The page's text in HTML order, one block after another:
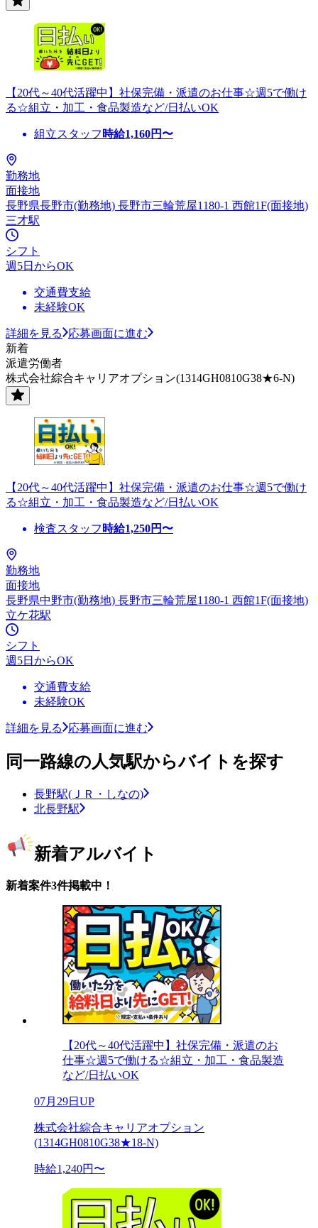
【20代～40代活躍中】社保完備・派遣のお仕事☆週5で働け
る☆組立・加工・食品製造など/日払いOK
組立スタッフ 時給1,160円〜
勤務地
面接地
長野県長野市(勤務地) 長野市三輪荒屋1180-1 西館1F(面接地)
三才駅
シフト
週5日からOK
交通費支給
未経験OK
詳細を見る
応募画面に進む
新着
派遣労働者
株式会社綜合キャリアオプション(1314GH0810G38★6-N)
【20代～40代活躍中】社保完備・派遣のお仕事☆週5で働け
る☆組立・加工・食品製造など/日払いOK
検査スタッフ 時給1,250円〜
勤務地
面接地
長野県中野市(勤務地) 長野市三輪荒屋1180-1 西館1F(面接地)
立ケ花駅
シフト
週5日からOK
交通費支給
未経験OK
詳細を見る 応募画面に進む
同一路線の人気駅からバイトを探す
長野駅(ＪＲ・しなの)
北長野駅
新着アルバイト
新着案件3件掲載中！
【20代～40代活躍中】社保完備・派遣のお
仕事☆週5で働ける☆組立・加工・食品製造
など/日払いOK
07月29日UP
株式会社綜合キャリアオプション
(1314GH0810G38★18-N)
時給1,240円〜